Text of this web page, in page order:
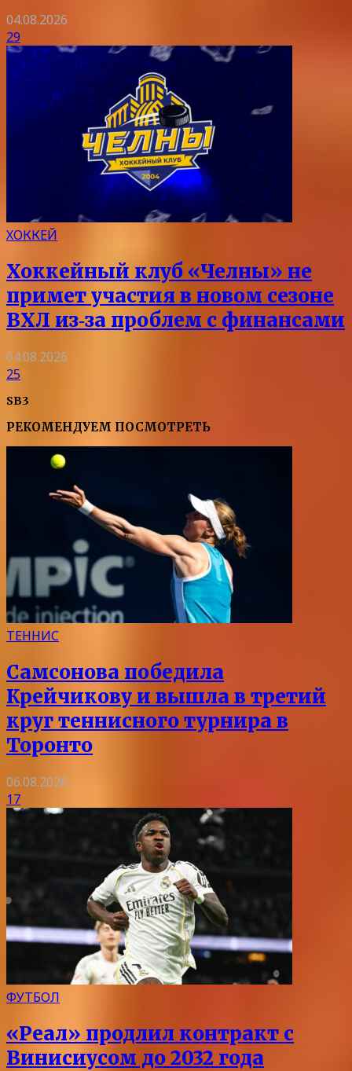
04.08.2026
29
ХОККЕЙ
Хоккейный клуб «Челны» не
примет участия в новом сезоне
ВХЛ из‑за проблем с финансами
04.08.2026
25
SB3
РЕКОМЕНДУЕМ ПОСМОТРЕТЬ
ТЕННИС
Самсонова победила
Крейчикову и вышла в третий
круг теннисного турнира в
Торонто
06.08.2026
17
ФУТБОЛ
«Реал» продлил контракт с
Винисиусом до 2032 года